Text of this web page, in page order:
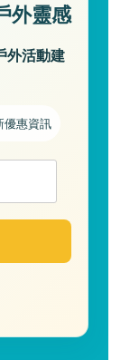
外靈感
外活動建
優惠資訊